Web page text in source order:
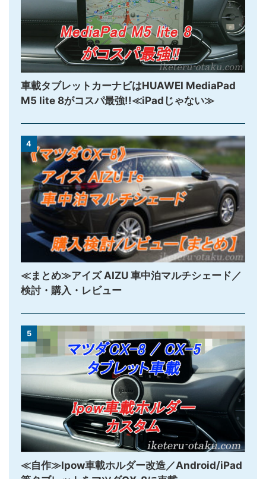
車載タブレットカーナビはHUAWEI MediaPad
M5 lite 8がコスパ最強!!≪iPadじゃない≫
4
≪まとめ≫アイズ AIZU 車中泊マルチシェード／
検討・購入・レビュー
5
≪自作≫Ipow車載ホルダー改造／Android/iPad